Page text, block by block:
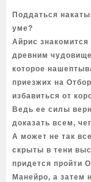
Поддаться
уме?
Айрис
древним
которое
приезжих на
избавиться от
Ведь ее силы
доказать всем,
А может не так
скрыты в тени
придется пройти
Манейро, а затем